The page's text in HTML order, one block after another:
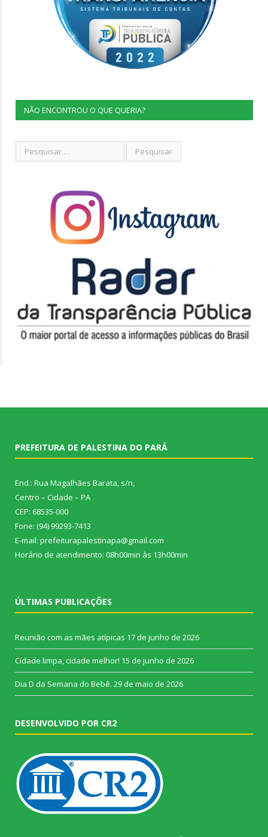
NÃO ENCONTROU O QUE QUERIA?
PREFEITURA DE PALESTINA DO PARÁ
End.: Rua Magalhães Barata, s/n,
Centro – Cidade – PA
CEP: 68535-000
Fone: (94) 99293-7413
E-mail: prefeiturapalestinapa@gmail.com
Horário de atendimento: 08h00min às 13h00min
ÚLTIMAS PUBLICAÇÕES
Reunião com as mães atípicas 17 de junho de 2026
Cidade limpa, cidade melhor! 15 de junho de 2026
Dia D da Semana do Bebê. 29 de maio de 2026
DESENVOLVIDO POR CR2